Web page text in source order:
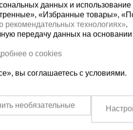
+7 (938)
Заказать звонок
Вс: выходной
данных и
«Избранные товары»,
рекомендательных технологиях».
передачу данных на
о cookies
вы соглашаетесь с условиями.
необязательные